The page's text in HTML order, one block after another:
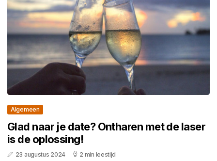
Algemeen
Glad naar je date? Ontharen met de laser
is de oplossing!
23 augustus 2024 2 min leestijd